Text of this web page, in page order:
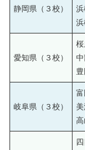
静岡県（３校）
愛知県（３校）
岐阜県（３校）
富